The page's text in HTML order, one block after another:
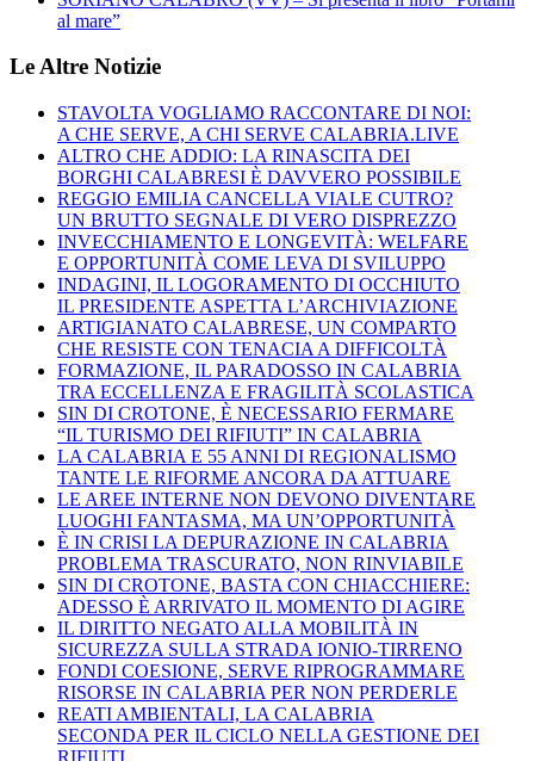
al mare”
Le Altre Notizie
STAVOLTA VOGLIAMO RACCONTARE DI NOI:
A CHE SERVE, A CHI SERVE CALABRIA.LIVE
ALTRO CHE ADDIO: LA RINASCITA DEI
BORGHI CALABRESI È DAVVERO POSSIBILE
REGGIO EMILIA CANCELLA VIALE CUTRO?
UN BRUTTO SEGNALE DI VERO DISPREZZO
INVECCHIAMENTO E LONGEVITÀ: WELFARE
E OPPORTUNITÀ COME LEVA DI SVILUPPO
INDAGINI, IL LOGORAMENTO DI OCCHIUTO
IL PRESIDENTE ASPETTA L’ARCHIVIAZIONE
ARTIGIANATO CALABRESE, UN COMPARTO
CHE RESISTE CON TENACIA A DIFFICOLTÀ
FORMAZIONE, IL PARADOSSO IN CALABRIA
TRA ECCELLENZA E FRAGILITÀ SCOLASTICA
SIN DI CROTONE, È NECESSARIO FERMARE
“IL TURISMO DEI RIFIUTI” IN CALABRIA
LA CALABRIA E 55 ANNI DI REGIONALISMO
TANTE LE RIFORME ANCORA DA ATTUARE
LE AREE INTERNE NON DEVONO DIVENTARE
LUOGHI FANTASMA, MA UN’OPPORTUNITÀ
È IN CRISI LA DEPURAZIONE IN CALABRIA
PROBLEMA TRASCURATO, NON RINVIABILE
SIN DI CROTONE, BASTA CON CHIACCHIERE:
ADESSO È ARRIVATO IL MOMENTO DI AGIRE
IL DIRITTO NEGATO ALLA MOBILITÀ IN
SICUREZZA SULLA STRADA IONIO-TIRRENO
FONDI COESIONE, SERVE RIPROGRAMMARE
RISORSE IN CALABRIA PER NON PERDERLE
REATI AMBIENTALI, LA CALABRIA
SECONDA PER IL CICLO NELLA GESTIONE DEI
RIFIUTI